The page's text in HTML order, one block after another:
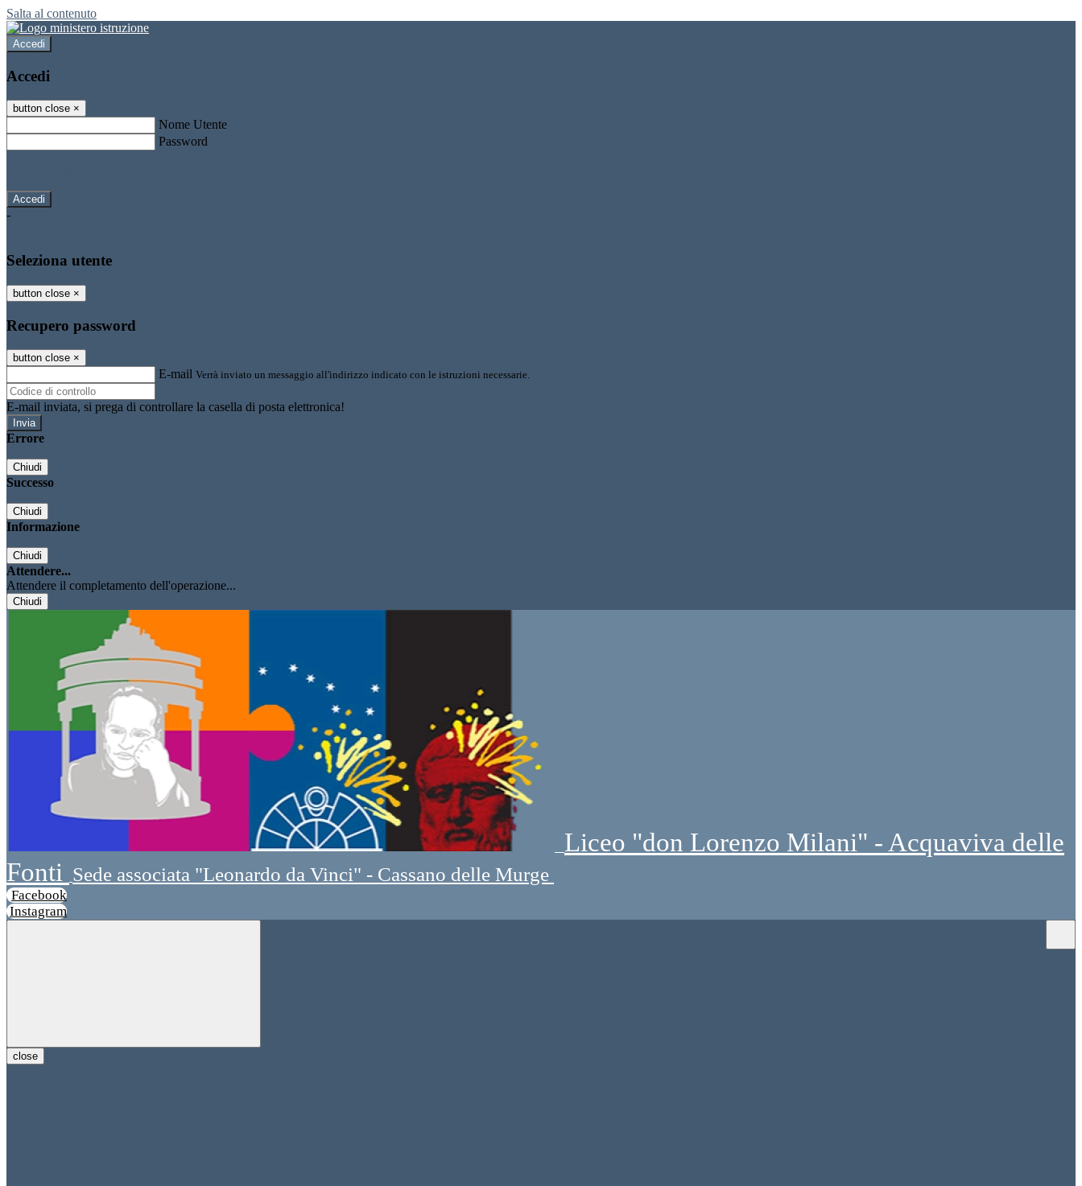
Salta al contenuto
Accedi
Accedi
button close ×
Nome Utente
Password
-
Seleziona utente
button close ×
Recupero password
button close ×
E-mail Verrà inviato un messaggio all'indirizzo indicato con le istruzioni necessarie.
E-mail inviata, si prega di controllare la casella di posta elettronica!
Errore
Chiudi
Successo
Chiudi
Informazione
Chiudi
Attendere...
Attendere il completamento dell'operazione...
Chiudi
Liceo "don Lorenzo Milani" - Acquaviva delle
Fonti Sede associata "Leonardo da Vinci" - Cassano delle Murge
Facebook
Instagram
close